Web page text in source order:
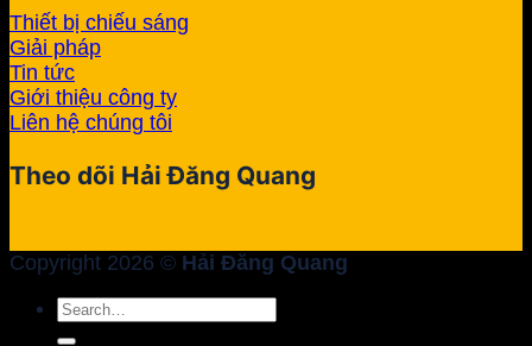
Thiết bị chiếu sáng
Giải pháp
Tin tức
Giới thiệu công ty
Liên hệ chúng tôi
Theo dõi Hải Đăng Quang
Copyright 2026 © Hải Đăng Quang
Search
for: